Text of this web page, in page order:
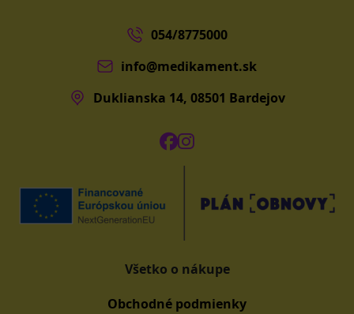
054/8775000
info@medikament.sk
Duklianska 14, 08501 Bardejov
Všetko o nákupe
Obchodné podmienky